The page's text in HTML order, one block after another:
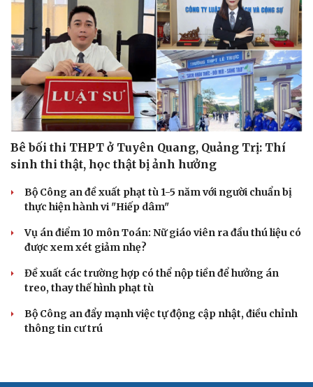
Bê bối thi THPT ở Tuyên Quang, Quảng Trị: Thí
sinh thi thật, học thật bị ảnh hưởng
Bộ Công an đề xuất phạt tù 1-5 năm với người chuẩn bị
thực hiện hành vi "Hiếp dâm"
Vụ án điểm 10 môn Toán: Nữ giáo viên ra đầu thú liệu có
được xem xét giảm nhẹ?
Đề xuất các trường hợp có thể nộp tiền để hưởng án
treo, thay thế hình phạt tù
Bộ Công an đẩy mạnh việc tự động cập nhật, điều chỉnh
thông tin cư trú